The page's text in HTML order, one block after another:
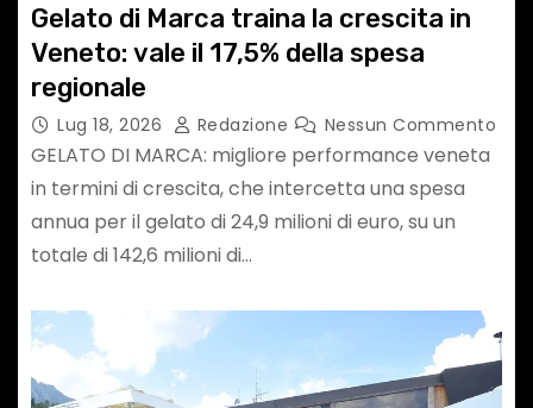
Gelato di Marca traina la crescita in
Veneto: vale il 17,5% della spesa
regionale
Lug 18, 2026 Redazione Nessun Commento
GELATO DI MARCA: migliore performance veneta
in termini di crescita, che intercetta una spesa
annua per il gelato di 24,9 milioni di euro, su un
totale di 142,6 milioni di…